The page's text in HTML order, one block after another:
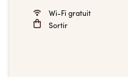
Wi-Fi gratuit
Sortir